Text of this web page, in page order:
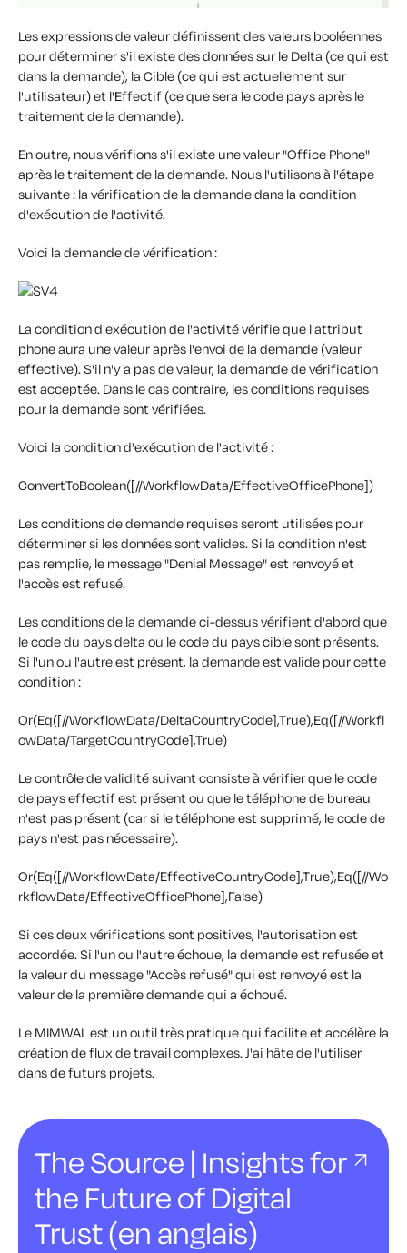
Les expressions de valeur définissent des valeurs booléennes
pour déterminer s'il existe des données sur le Delta (ce qui est
dans la demande), la Cible (ce qui est actuellement sur
l'utilisateur) et l'Effectif (ce que sera le code pays après le
traitement de la demande).
En outre, nous vérifions s'il existe une valeur "Office Phone"
après le traitement de la demande. Nous l'utilisons à l'étape
suivante : la vérification de la demande dans la condition
d'exécution de l'activité.
Voici la demande de vérification :
La condition d'exécution de l'activité vérifie que l'attribut
phone aura une valeur après l'envoi de la demande (valeur
effective). S'il n'y a pas de valeur, la demande de vérification
est acceptée. Dans le cas contraire, les conditions requises
pour la demande sont vérifiées.
Voici la condition d'exécution de l'activité :
ConvertToBoolean([//WorkflowData/EffectiveOfficePhone])
Les conditions de demande requises seront utilisées pour
déterminer si les données sont valides. Si la condition n'est
pas remplie, le message "Denial Message" est renvoyé et
l'accès est refusé.
Les conditions de la demande ci-dessus vérifient d'abord que
le code du pays delta ou le code du pays cible sont présents.
Si l'un ou l'autre est présent, la demande est valide pour cette
condition :
Or(Eq([//WorkflowData/DeltaCountryCode],True),Eq([//Workfl
owData/TargetCountryCode],True)
Le contrôle de validité suivant consiste à vérifier que le code
de pays effectif est présent ou que le téléphone de bureau
n'est pas présent (car si le téléphone est supprimé, le code de
pays n'est pas nécessaire).
Or(Eq([//WorkflowData/EffectiveCountryCode],True),Eq([//Wo
rkflowData/EffectiveOfficePhone],False)
Si ces deux vérifications sont positives, l'autorisation est
accordée. Si l'un ou l'autre échoue, la demande est refusée et
la valeur du message "Accès refusé" qui est renvoyé est la
valeur de la première demande qui a échoué.
Le MIMWAL est un outil très pratique qui facilite et accélère la
création de flux de travail complexes. J'ai hâte de l'utiliser
dans de futurs projets.
The Source | Insights for
the Future of Digital
Trust (en anglais)